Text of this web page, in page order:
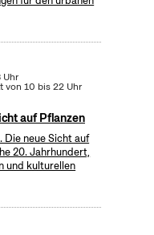
Uhr
von 10 bis 22 Uhr
auf Pflanzen
Die neue Sicht auf
20. Jahrhundert,
und kulturellen